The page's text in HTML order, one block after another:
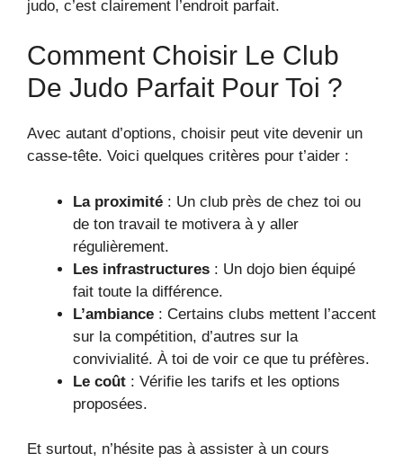
judo, c’est clairement l’endroit parfait.
Comment Choisir Le Club
De Judo Parfait Pour Toi ?
Avec autant d’options, choisir peut vite devenir un
casse-tête. Voici quelques critères pour t’aider :
La proximité : Un club près de chez toi ou
de ton travail te motivera à y aller
régulièrement.
Les infrastructures : Un dojo bien équipé
fait toute la différence.
L’ambiance : Certains clubs mettent l’accent
sur la compétition, d’autres sur la
convivialité. À toi de voir ce que tu préfères.
Le coût : Vérifie les tarifs et les options
proposées.
Et surtout, n’hésite pas à assister à un cours